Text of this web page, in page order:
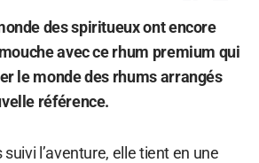
des spiritueux ont encore
avec ce rhum premium qui
le monde des rhums arrangés
référence.
suivi l’aventure, elle tient en une